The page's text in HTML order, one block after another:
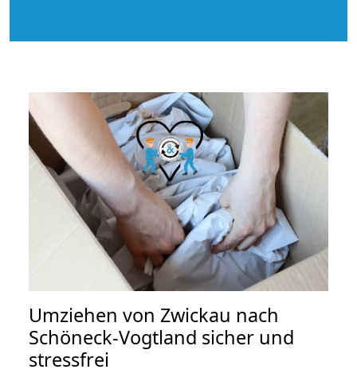
Umziehen von Zwickau nach
Schöneck-Vogtland sicher und
stressfrei